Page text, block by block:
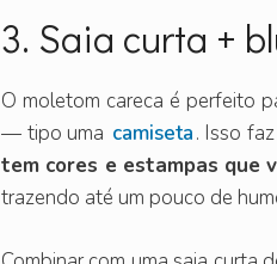
3. Saia curta +
O moletom careca é perfeito
— tipo uma camiseta. Isso
tem cores e estampas que
trazendo até um pouco de